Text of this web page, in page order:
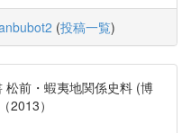
(投稿一覧)
松前・蝦夷地関係史料 (博
2013）